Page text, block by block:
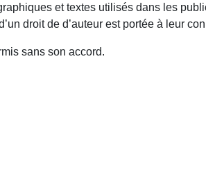
et textes utilisés dans les
droit de d’auteur est portée à leur
sans son accord.